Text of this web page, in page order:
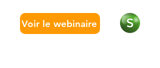
Voir le webinaire